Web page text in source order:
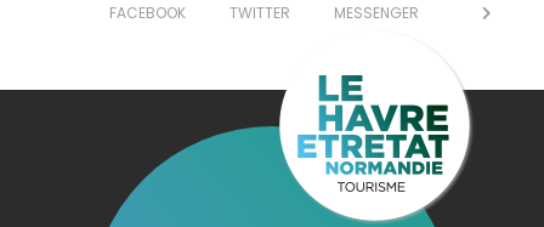
FACEBOOK
TWITTER MESSENGER